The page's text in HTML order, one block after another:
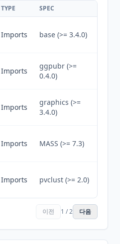
TYPE SPEC
Imports base (>= 3.4.0)
Imports
ggpubr (>=
0.4.0)
Imports
graphics (>=
3.4.0)
Imports MASS (>= 7.3)
Imports pvclust (>= 2.0)
이전 1 / 2 다음